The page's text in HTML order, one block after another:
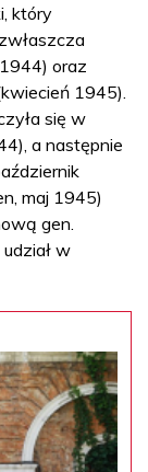
który
oraz
1945).
się w
a następnie
maj 1945)
gen.
w